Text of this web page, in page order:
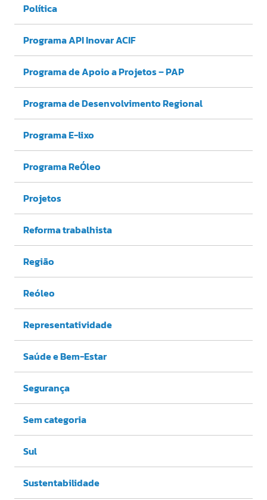
Política
Programa API Inovar ACIF
Programa de Apoio a Projetos – PAP
Programa de Desenvolvimento Regional
Programa E-lixo
Programa ReÓleo
Projetos
Reforma trabalhista
Região
Reóleo
Representatividade
Saúde e Bem-Estar
Segurança
Sem categoria
Sul
Sustentabilidade